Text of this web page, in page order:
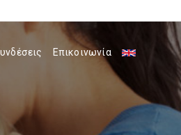
Επικοινωνία